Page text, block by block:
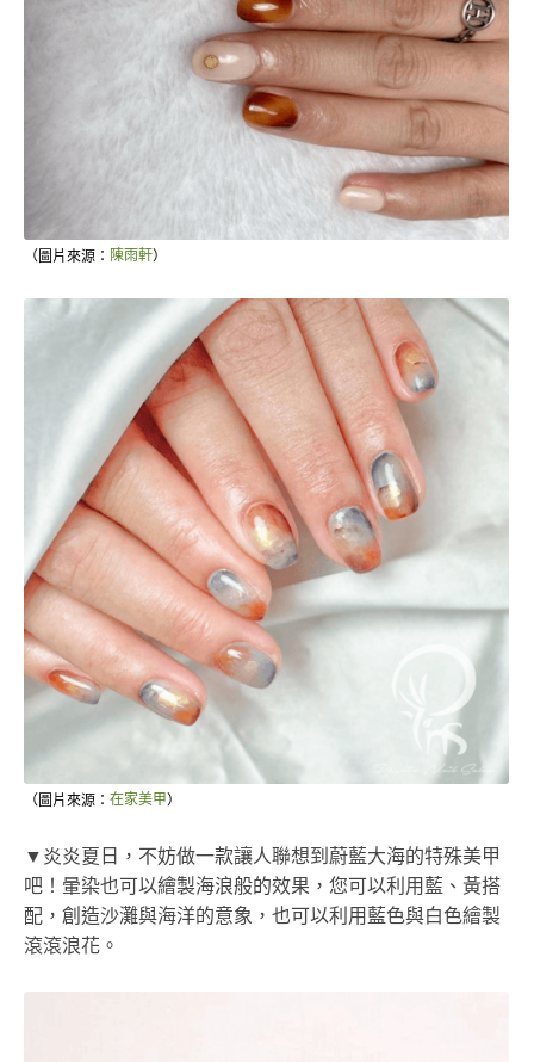
（圖片來源： 陳雨軒）
（圖片來源： 在家美甲）
▼炎炎夏日，不妨做一款讓人聯想到蔚藍大海的特殊美甲
吧！暈染也可以繪製海浪般的效果，您可以利用藍、黃搭
配，創造沙灘與海洋的意象，也可以利用藍色與白色繪製
滾滾浪花。